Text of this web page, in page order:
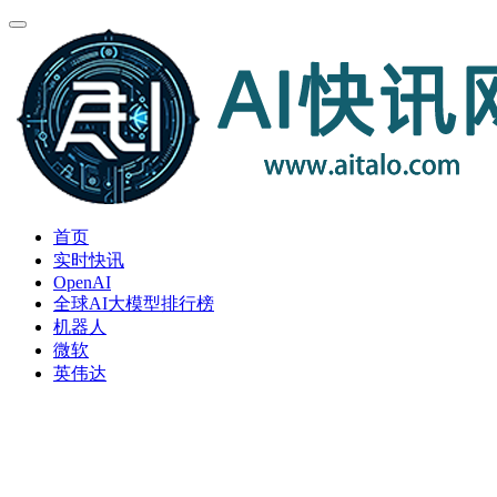
首页
实时快讯
OpenAI
全球AI大模型排行榜
机器人
微软
英伟达